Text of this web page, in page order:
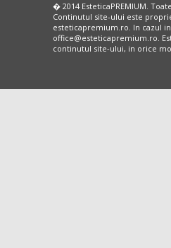
� 2014 EsteticaPREMIUM.
Continutul site-ului este
esteticapremium.ro. In cazul
office@esteticapremium.ro.
continutul site-ului, in orice